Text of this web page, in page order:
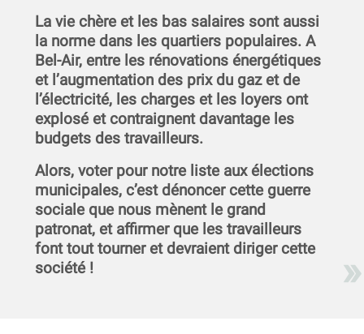
La vie chère et les bas salaires sont aussi
la norme dans les quartiers populaires. A
Bel-Air, entre les rénovations énergétiques
et l’augmentation des prix du gaz et de
l’électricité, les charges et les loyers ont
explosé et contraignent davantage les
budgets des travailleurs.
Alors, voter pour notre liste aux élections
municipales, c’est dénoncer cette guerre
sociale que nous mènent le grand
patronat, et affirmer que les travailleurs
font tout tourner et devraient diriger cette
société !